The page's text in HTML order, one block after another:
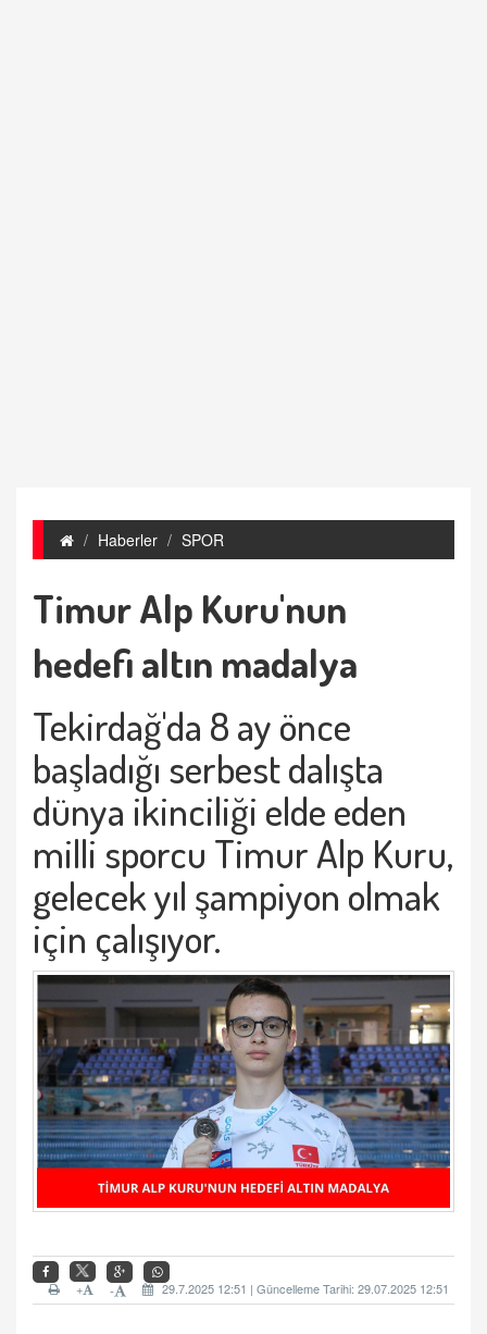
Haberler SPOR
Timur Alp Kuru'nun
hedefi altın madalya
Tekirdağ'da 8 ay önce
başladığı serbest dalışta
dünya ikinciliği elde eden
milli sporcu Timur Alp Kuru,
gelecek yıl şampiyon olmak
için çalışıyor.
29.7.2025 12:51 | Güncelleme Tarihi: 29.07.2025 12:51
-
+